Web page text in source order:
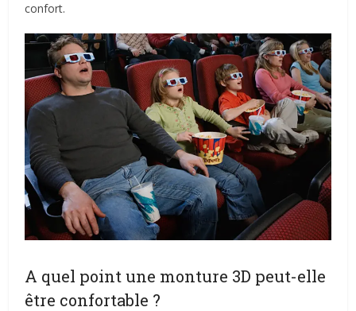
confort.
A quel point une monture 3D peut-elle
être confortable ?